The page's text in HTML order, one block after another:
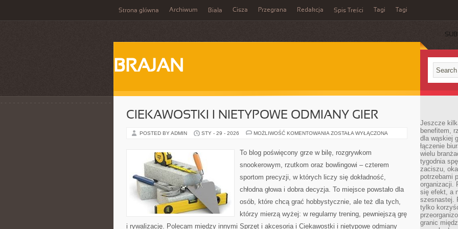
Strona główna Archiwum Biała Cisza Przegrana Redakcja Spis Treści Tagi Tagi
BRAJAN
CIEKAWOSTKI I NIETYPOWE ODMIANY GIER
POSTED BY ADMIN STY - 29 - 2026 MOŻLIWOŚĆ KOMENTOWANIA CIEKAWOSTKI
GIER
ZOSTAŁA WYŁĄCZONA
To blog poświęcony grze w bilę, rozgrywkom
snookerowym, rzutkom oraz bowlingowi – czterem
sportom precyzji, w których liczy się dokładność,
chłodna głowa i dobra decyzja. To miejsce powstało dla
osób, które chcą grać hobbystycznie, ale też dla tych,
którzy mierzą wyżej: w regularny trening, pewniejszą grę
i rywalizację. Polecam między innymi Sprzęt i akcesoria i Ciekawostki i nietypowe odmiany
Jeszcze
benefitem,
dla wąskiej
łączenie
wielu
tygodnia
zaciszu,
potrzebami
organizacji.
się efekt, a
szesnastej.
tylko
granic